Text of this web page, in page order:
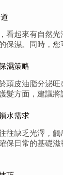
看起來有自然
保濕。同時，
濕策略
頭皮油脂分泌
髮方面，建議
水需求
往缺乏光澤，
保日常的基礎